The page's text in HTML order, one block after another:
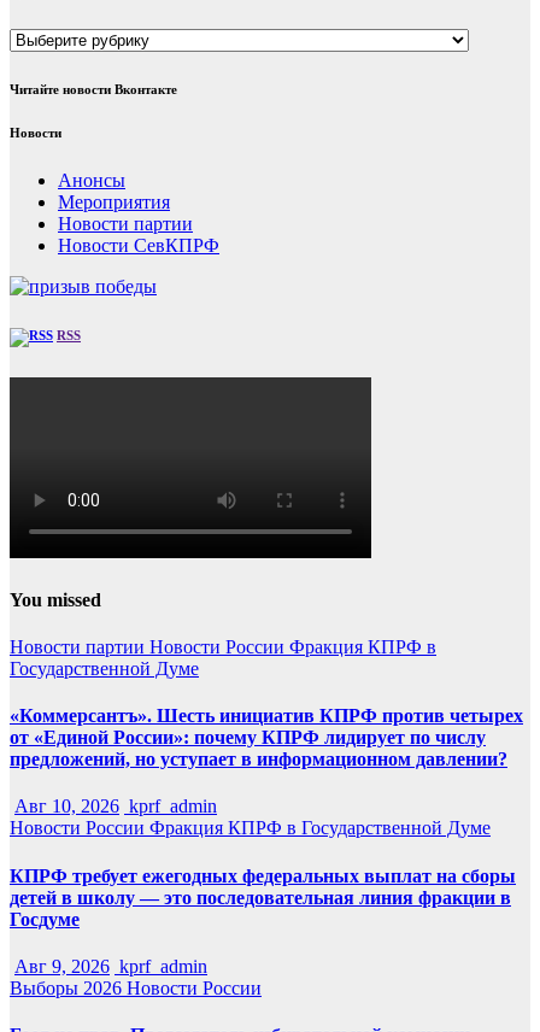
Рубрики
Читайте новости Вконтакте
Новости
Анонсы
Мероприятия
Новости партии
Новости СевКПРФ
RSS
You missed
Новости партии Новости России Фракция КПРФ в
Государственной Думе
«Коммерсантъ». Шесть инициатив КПРФ против четырех
от «Единой России»: почему КПРФ лидирует по числу
предложений, но уступает в информационном давлении?
Авг 10, 2026 kprf_admin
Новости России Фракция КПРФ в Государственной Думе
КПРФ требует ежегодных федеральных выплат на сборы
детей в школу — это последовательная линия фракции в
Госдуме
Авг 9, 2026 kprf_admin
Выборы 2026 Новости России